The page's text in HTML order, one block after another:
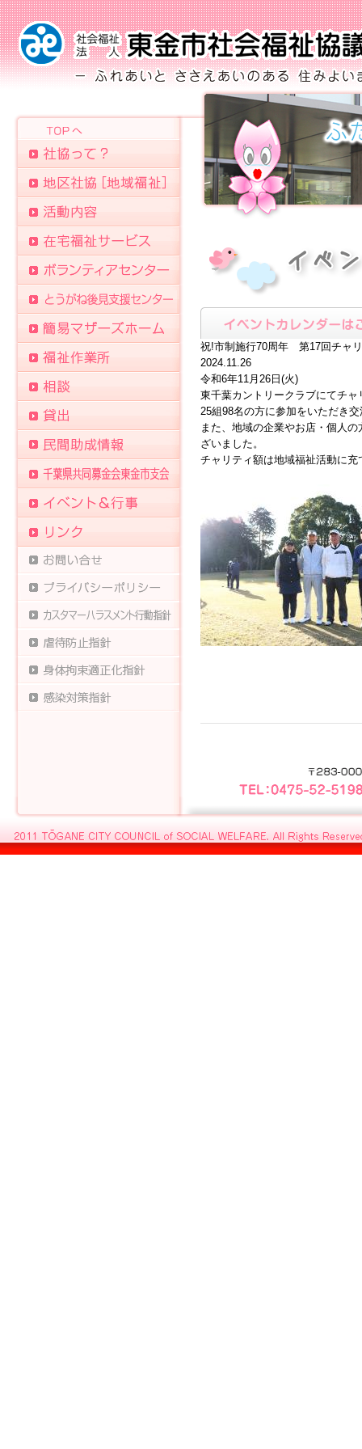
祝!市制施行70周年 第17回チャ
2024.11.26
令和6年11月26日(火)
東千葉カントリークラブにてチ
25組98名の方に参加をいただき
また、地域の企業やお店・個人
ざいました。
チャリティ額は地域福祉活動に